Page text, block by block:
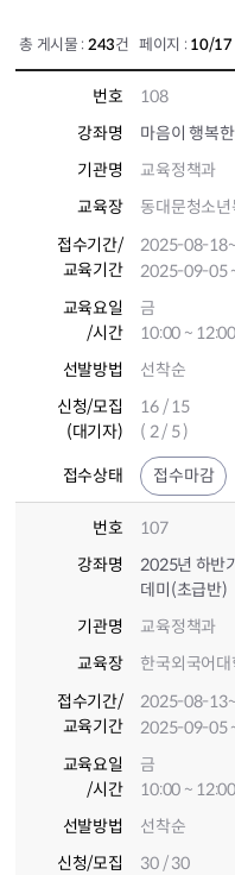
총 게시물 : 243건 페이지 : 10/17
번호
108
강좌명
마음이 행복
기관명
교육정책과
교육장
동대문청소
접수기간/
교육기간
2025-08-18
2025-09-05
교육요일
/시간
금
10:00 ~ 12:00
선발방법
선착순
신청/모집
(대기자)
16 / 15
( 2 / 5 )
접수상태 접수마감
번호
107
강좌명
2025년 하반
데미(초급반)
기관명
교육정책과
교육장
한국외국어
접수기간/
교육기간
2025-08-13
2025-09-05
교육요일
/시간
금
10:00 ~ 12:00
선발방법
선착순
신청/모집
30 / 30